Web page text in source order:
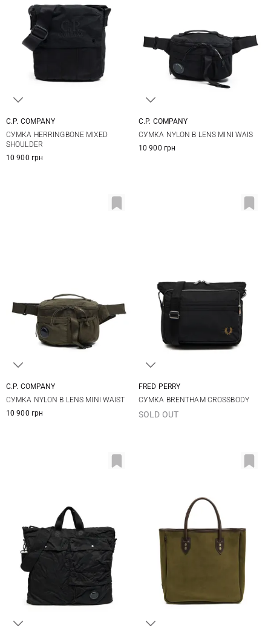
C.P. COMPANY
СУМКА HERRINGBONE MIXED
SHOULDER
10 900 грн
C.P. COMPANY
СУМКА NYLON B LENS MINI WAIS
10 900 грн
C.P. COMPANY
СУМКА NYLON B LENS MINI WAIST
10 900 грн
FRED PERRY
СУМКА BRENTHAM CROSSBODY
SOLD OUT